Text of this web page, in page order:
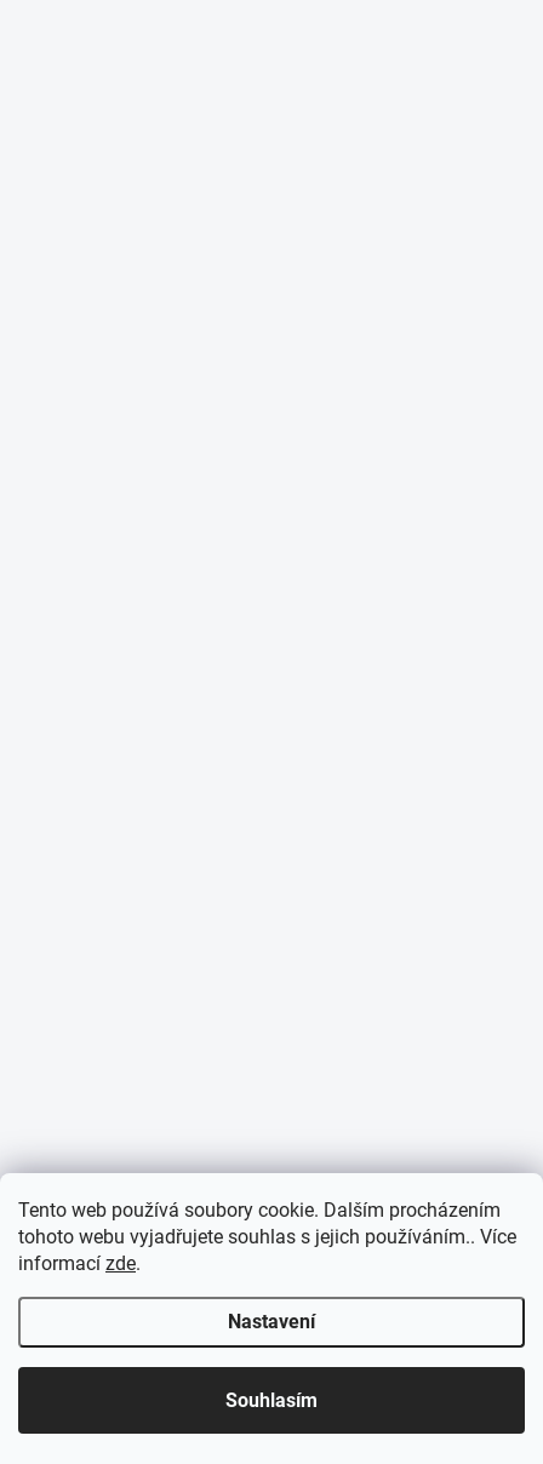
Tento web používá soubory cookie. Dalším procházením
tohoto webu vyjadřujete souhlas s jejich používáním.. Více
informací zde.
Nastavení
Souhlasím